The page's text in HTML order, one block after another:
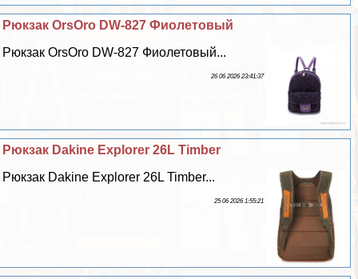
Рюкзак OrsOro DW-827 Фиолетовый
Рюкзак OrsOro DW-827 Фиолетовый...
26 06 2026 23:41:37
Рюкзак Dakine Explorer 26L Timber
Рюкзак Dakine Explorer 26L Timber...
25 06 2026 1:55:21